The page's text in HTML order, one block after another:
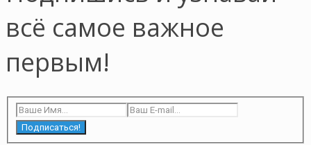
всё самое важное
первым!
Подписаться!